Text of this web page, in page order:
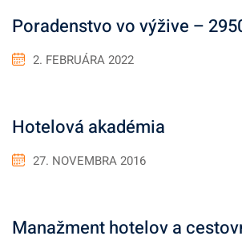
Poradenstvo vo výžive –
2. FEBRUÁRA 2022
Hotelová akadémia
27. NOVEMBRA 2016
Manažment hotelov a